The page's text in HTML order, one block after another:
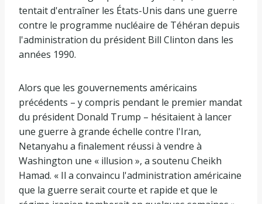
tentait d'entraîner les États-Unis dans une guerre
contre le programme nucléaire de Téhéran depuis
l'administration du président Bill Clinton dans les
années 1990.
Alors que les gouvernements américains
précédents – y compris pendant le premier mandat
du président Donald Trump – hésitaient à lancer
une guerre à grande échelle contre l'Iran,
Netanyahu a finalement réussi à vendre à
Washington une « illusion », a soutenu Cheikh
Hamad. « Il a convaincu l'administration américaine
que la guerre serait courte et rapide et que le